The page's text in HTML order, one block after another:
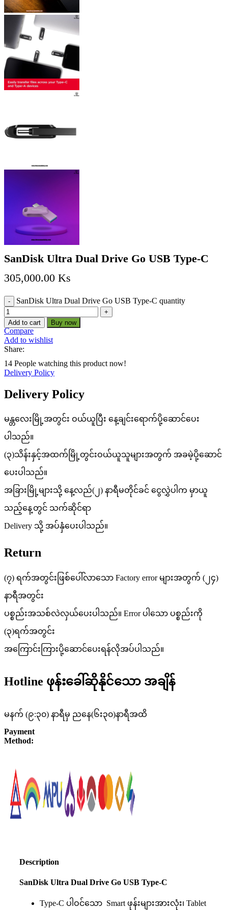
SanDisk Ultra Dual Drive Go USB Type-C
305,000.00 Ks
SanDisk Ultra Dual Drive Go USB Type-C quantity
Add to cart Buy now
Compare
Add to wishlist
Share:
14 People watching this product now!
Delivery Policy
Delivery Policy
မန္တလေးမြို့အတွင်း ဝယ်ယူပြီး နေ့ချင်းရောက်ပို့ဆောင်ပေး
ပါသည်။
(၃)သိန်းနှင့်အထက်မြို့တွင်းဝယ်ယူသူများအတွက် အခမဲ့ပို့ဆောင်
ပေးပါသည်။
အခြားမြို့များသို့ နေ့လည်(၂) နာရီမတိုင်ခင် ငွေလွှဲပါက မှာယူ
သည့်နေ့တွင် သက်ဆိုင်ရာ
Delivery သို့ အပ်နှံပေးပါသည်။
Return
(၇) ရက်အတွင်းဖြစ်ပေါ်လာသော Factory error များအတွက် (၂၄)
နာရီအတွင်း
ပစ္စည်းအသစ်လဲလှယ်ပေးပါသည်။ Error ပါသော ပစ္စည်းကို
(၃)ရက်အတွင်း
အကြောင်းကြားပို့ဆောင်ပေးရန်လိုအပ်ပါသည်။
Hotline ဖုန်းခေါ်ဆိုနိုင်သော အချိန်
မနက် (၉:၃၀) နာရီမှ ညနေ(၆း၃၀)နာရီအထိ
Payment
Method:
Description
SanDisk Ultra Dual Drive Go USB Type-C
Type-C ပါဝင်သော Smart ဖုန်းများအားလုံး၊ Tablet